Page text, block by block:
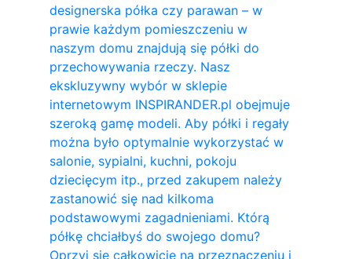
designerska półka czy parawan – w
prawie każdym pomieszczeniu w
naszym domu znajdują się półki do
przechowywania rzeczy. Nasz
ekskluzywny wybór w sklepie
internetowym INSPIRANDER.pl obejmuje
szeroką gamę modeli. Aby półki i regały
można było optymalnie wykorzystać w
salonie, sypialni, kuchni, pokoju
dziecięcym itp., przed zakupem należy
zastanowić się nad kilkoma
podstawowymi zagadnieniami. Którą
półkę chciałbyś do swojego domu?
Oprzyj się całkowicie na przeznaczeniu i